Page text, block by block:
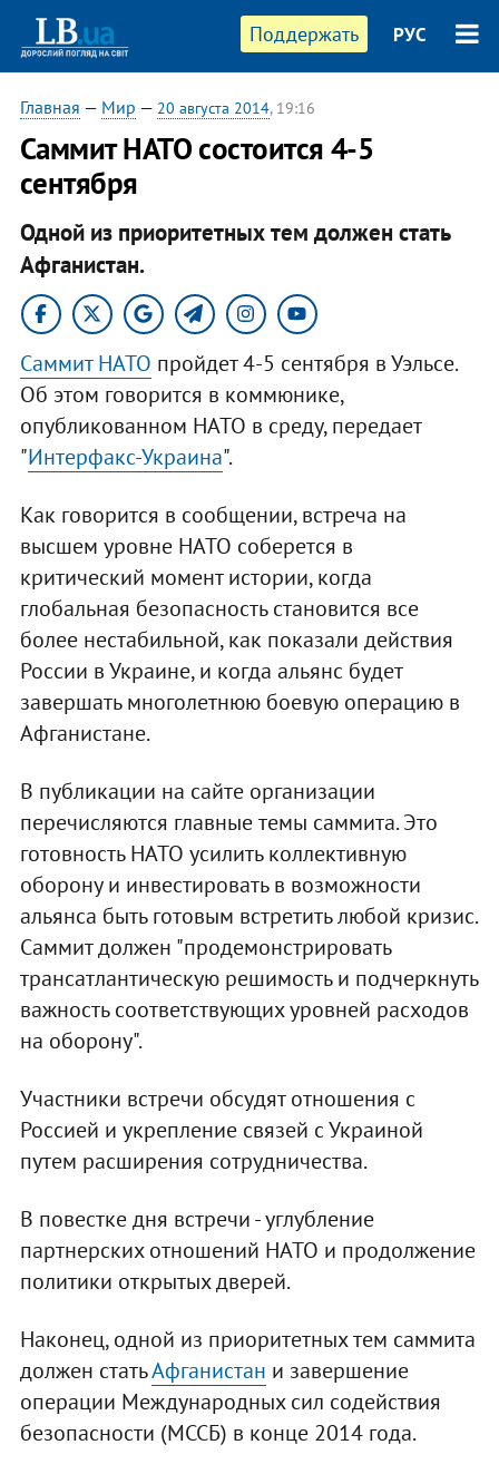
Поддержать РУС
Главная — Мир — 20 августа 2014, 19:16
Саммит НАТО состоится 4-5
сентября
Одной из приоритетных тем должен стать
Афганистан.
Саммит НАТО пройдет 4-5 сентября в Уэльсе.
Об этом говорится в коммюнике,
опубликованном НАТО в среду, передает
"Интерфакс-Украина".
Как говорится в сообщении, встреча на
высшем уровне НАТО соберется в
критический момент истории, когда
глобальная безопасность становится все
более нестабильной, как показали действия
России в Украине, и когда альянс будет
завершать многолетнюю боевую операцию в
Афганистане.
В публикации на сайте организации
перечисляются главные темы саммита. Это
готовность НАТО усилить коллективную
оборону и инвестировать в возможности
альянса быть готовым встретить любой кризис.
Саммит должен "продемонстрировать
трансатлантическую решимость и подчеркнуть
важность соответствующих уровней расходов
на оборону".
Участники встречи обсудят отношения с
Россией и укрепление связей с Украиной
путем расширения сотрудничества.
В повестке дня встречи - углубление
партнерских отношений НАТО и продолжение
политики открытых дверей.
Наконец, одной из приоритетных тем саммита
должен статьАфганистан и завершение
операции Международных сил содействия
безопасности (МССБ) в конце 2014 года.